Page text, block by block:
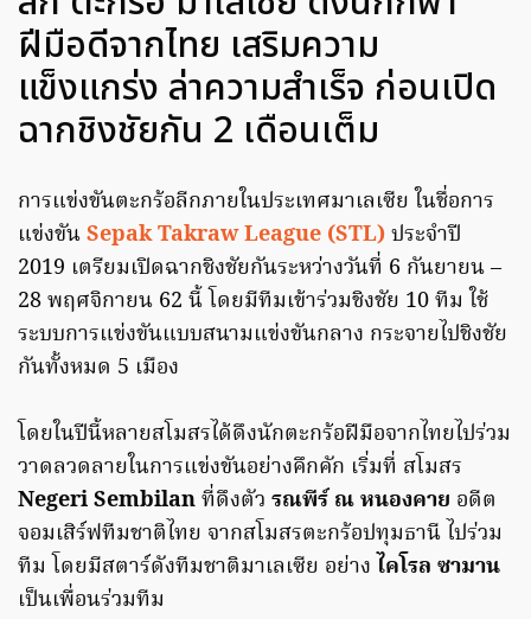
ฝีมือดีจากไทย เสริมความ
แข็งแกร่ง ล่าความสำเร็จ ก่อนเปิด
ฉากชิงชัยกัน 2 เดือนเต็ม
การแข่งขันตะกร้อลีกภายในประเทศมาเลเซีย ในชื่อการ
แข่งขันSepak Takraw League (STL)ประจำปี
2019 เตรียมเปิดฉากชิงชัยกันระหว่างวันที่ 6 กันยายน –
28 พฤศจิกายน 62 นี้ โดยมีทีมเข้าร่วมชิงชัย 10 ทีม ใช้
ระบบการแข่งขันแบบสนามแข่งขันกลาง กระจายไปชิงชัย
กันทั้งหมด 5 เมือง
โดยในปีนี้หลายสโมสรได้ดึงนักตะกร้อฝีมือจากไทยไปร่วม
วาดลวดลายในการแข่งขันอย่างคึกคัก เริ่มที่ สโมสร
Negeri Sembilanที่ดึงตัว รณพีร์ ณ หนองคาย อดีต
จอมเสิร์ฟทีมชาติไทย จากสโมสรตะกร้อปทุมธานี ไปร่วม
ทีม โดยมีสตาร์ดังทีมชาติมาเลเซีย อย่าง ไคโรล ซามาน
เป็นเพื่อนร่วมทีม